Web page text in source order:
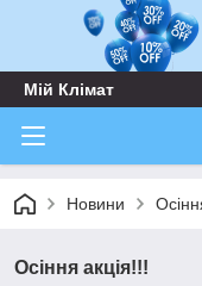
Мій Клімат
Новини
Осіння акція!!!